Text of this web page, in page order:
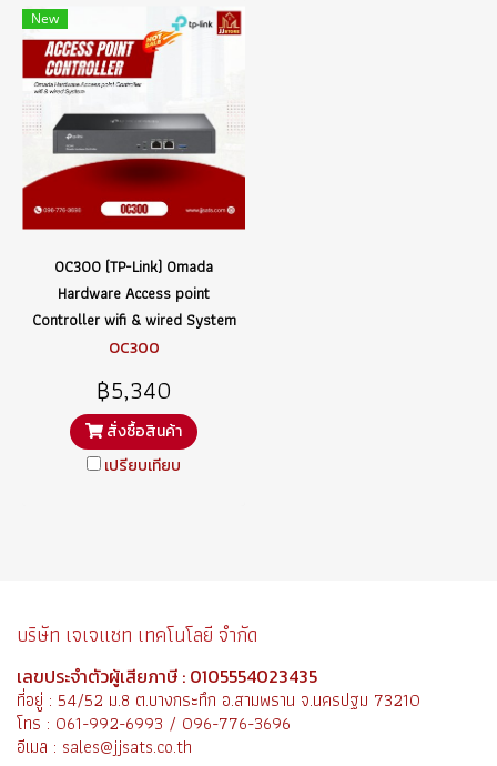
New
OC300 (TP-Link) Omada
Hardware Access point
Controller wifi & wired System
OC300
฿5,340
สั่งซื้อสินค้า
เปรียบเทียบ
บริษัท เจเจแซท เทคโนโลยี จำกัด
เลขประจำตัวผู้เสียภาษี : 0105554023435
ที่อยู่ : 54/52 ม.8 ต.บางกระทึก อ.สามพราน จ.นครปฐม 73210
โทร : 061-992-6993 / 096-776-3696
อีเมล : sales@jjsats.co.th